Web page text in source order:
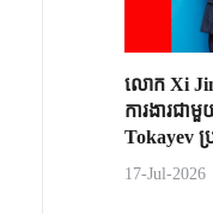
លោក Xi
ការងារជា
Tokayev ​ប្
17-Jul-2026